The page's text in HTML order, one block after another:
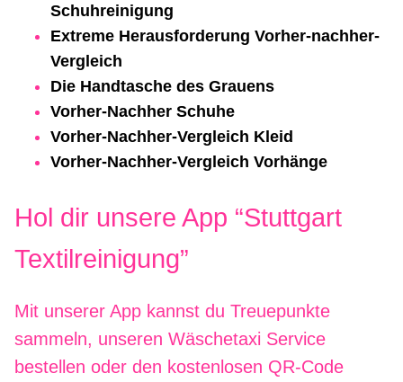
Schuhreinigung
Extreme Herausforderung Vorher-nachher-
Vergleich
Die Handtasche des Grauens
Vorher-Nachher Schuhe
Vorher-Nachher-Vergleich Kleid
Vorher-Nachher-Vergleich Vorhänge
Hol dir unsere App “Stuttgart
Textilreinigung”
Mit unserer App kannst du Treuepunkte
sammeln, unseren Wäschetaxi Service
bestellen oder den kostenlosen QR-Code